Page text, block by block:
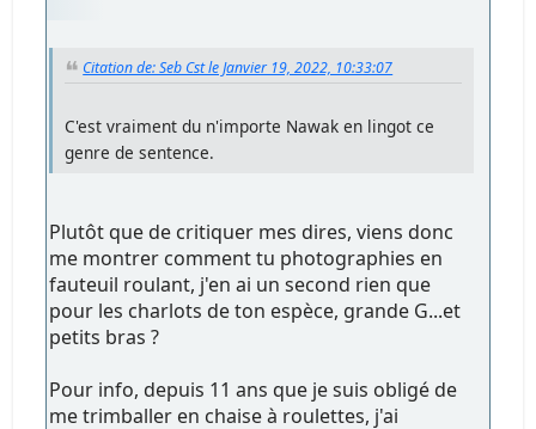
Citation de: Seb Cst le Janvier 19, 2022, 10:33:07
C'est vraiment du n'importe Nawak en lingot ce
genre de sentence.
Plutôt que de critiquer mes dires, viens donc
me montrer comment tu photographies en
fauteuil roulant, j'en ai un second rien que
pour les charlots de ton espèce, grande G...et
petits bras ?
Pour info, depuis 11 ans que je suis obligé de
me trimballer en chaise à roulettes, j'ai